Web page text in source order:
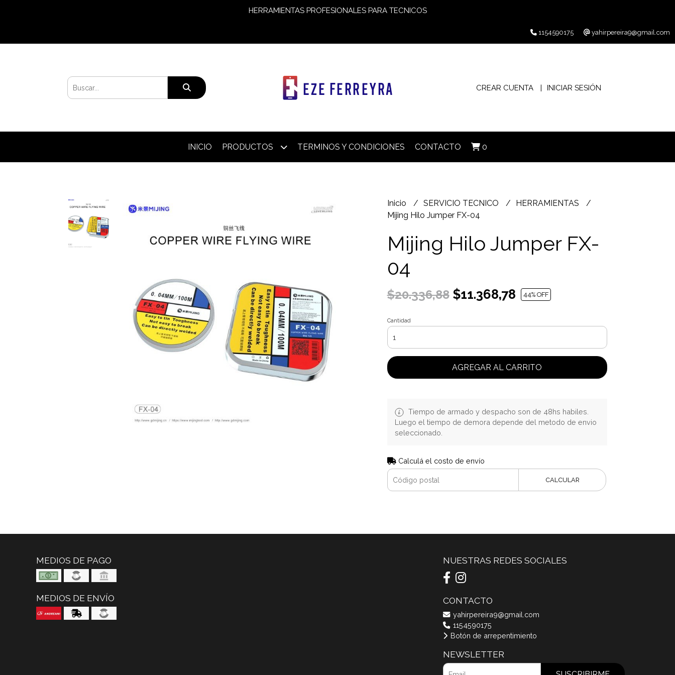
HERRAMIENTAS PROFESIONALES PARA TECNICOS
1154590175 yahirpereira9@gmail.com
CREAR CUENTA INICIAR SESIÓN
INICIO PRODUCTOS TERMINOS Y CONDICIONES CONTACTO 0
Inicio SERVICIO TECNICO
HERRAMIENTAS
Mijing Hilo Jumper FX-04
Mijing Hilo Jumper FX-
04
$20.336,88$11.368,78 44% OFF
Cantidad
AGREGAR AL CARRITO
Tiempo de armado y despacho son de 48hs habiles.
Luego el tiempo de demora depende del metodo de envio
seleccionado.
Calculá el costo de envío
CALCULAR
MEDIOS DE PAGO
MEDIOS DE ENVÍO
NUESTRAS REDES SOCIALES
CONTACTO
yahirpereira9@gmail.com
1154590175
Botón de arrepentimiento
NEWSLETTER